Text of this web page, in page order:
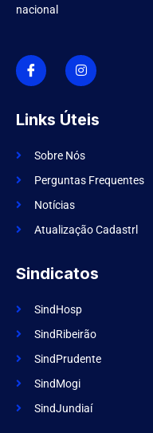
nacional
I
c
o
n
f
a
e
o
k
I
n
s
t
g
r
m
Links Úteis
Sobre Nós
Perguntas Frequentes
Notícias
Atualização Cadastrl
Sindicatos
SindHosp
SindRibeirão
SindPrudente
SindMogi
SindJundiaí